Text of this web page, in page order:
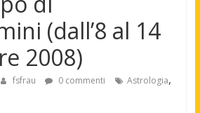
(dall’8 al 14
2008)
fsfrau 0 commenti Astrologia,